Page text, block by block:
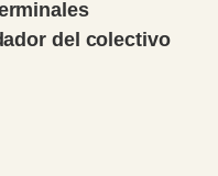
del colectivo